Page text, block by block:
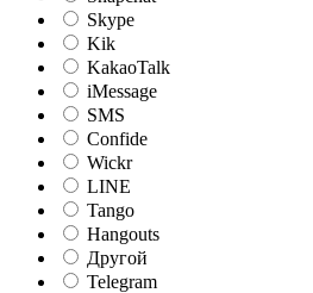
Skype
Kik
KakaoTalk
iMessage
SMS
Confide
Wickr
LINE
Tango
Hangouts
Другой
Telegram